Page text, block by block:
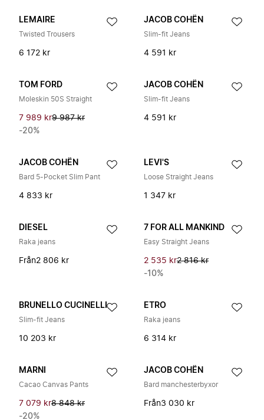
LEMAIRE
Twisted Trousers
6 172 kr
JACOB COHËN
Slim-fit Jeans
4 591 kr
TOM FORD
Moleskin 50S Straight
7 989 kr9 987 kr
-20%
JACOB COHËN
Slim-fit Jeans
4 591 kr
JACOB COHËN
Bard 5-Pocket Slim Pant
4 833 kr
LEVI'S
Loose Straight Jeans
1 347 kr
DIESEL
Raka jeans
Från2 806 kr
7 FOR ALL MANKIND
Easy Straight Jeans
2 535 kr2 816 kr
-10%
BRUNELLO CUCINELLI
Slim-fit Jeans
10 203 kr
ETRO
Raka jeans
6 314 kr
MARNI
Cacao Canvas Pants
7 079 kr8 848 kr
-20%
JACOB COHËN
Bard manchesterbyxor
Från3 030 kr